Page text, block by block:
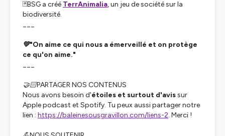
🃏BSG a créé TerrAnimalia, un jeu de société sur la
biodiversité.
💚"On aime ce qui nous a émerveillé et on protège
ce qu'on aime."
🤝🏻PARTAGER NOS CONTENUS
Nous avons besoin d'étoiles et surtout d'avissur
Apple podcast et Spotify. Tu peux aussi partager notre
lien : https://baleinesousgravillon.com/liens-2. Merci !